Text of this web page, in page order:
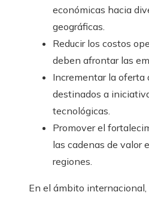
económicas hacia
geográficas.
Reducir los costos
deben afrontar las
Incrementar la oferta
destinados a
tecnológicas.
Promover el
las cadenas de valor
regiones.
En el ámbito